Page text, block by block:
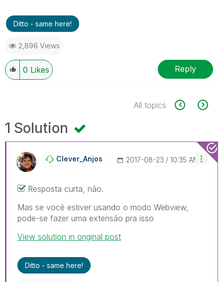
Ditto - same here!
2,896 Views
0 Likes Reply
All topics
1 Solution
Clever_Anjos ‎2017-08-23 10:35 AM
Resposta curta, não.
Mas se você estiver usando o modo Webview,
pode-se fazer uma extensão pra isso
View solution in original post
Ditto - same here!